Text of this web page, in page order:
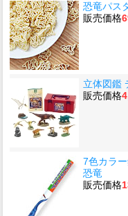
恐竜パス
販売価格
立体図鑑
販売価格
7色カラ
恐竜
販売価格